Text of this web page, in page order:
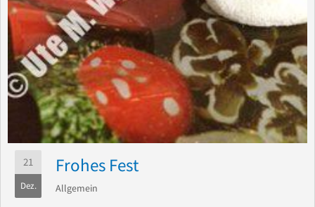
21
Dez.
Frohes Fest
Allgemein